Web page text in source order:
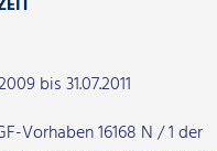
bis 31.07.2011
Vorhaben 16168 N / 1 der